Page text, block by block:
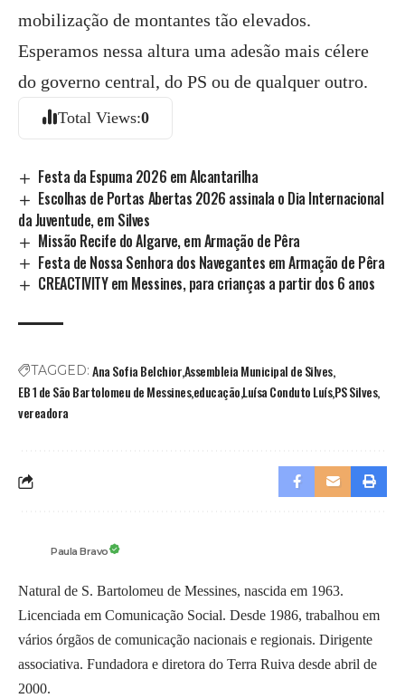
mobilização de montantes tão elevados.
Esperamos nessa altura uma adesão mais célere
do governo central, do PS ou de qualquer outro.
Total Views:0
Festa da Espuma 2026 em Alcantarilha
Escolhas de Portas Abertas 2026 assinala o Dia Internacional
da Juventude, em Silves
Missão Recife do Algarve, em Armação de Pêra
Festa de Nossa Senhora dos Navegantes em Armação de Pêra
CREACTIVITY em Messines, para crianças a partir dos 6 anos
TAGGED: Ana Sofia BelchiorAssembleia Municipal de Silves
EB 1 de São Bartolomeu de MessineseducaçãoLuísa Conduto LuísPS Silves
vereadora
Paula Bravo
Natural de S. Bartolomeu de Messines, nascida em 1963.
Licenciada em Comunicação Social. Desde 1986, trabalhou em
vários órgãos de comunicação nacionais e regionais. Dirigente
associativa. Fundadora e diretora do Terra Ruiva desde abril de
2000.